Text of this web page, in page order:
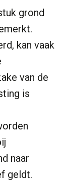
grond
kan vaak
van de
is
naar
geldt.